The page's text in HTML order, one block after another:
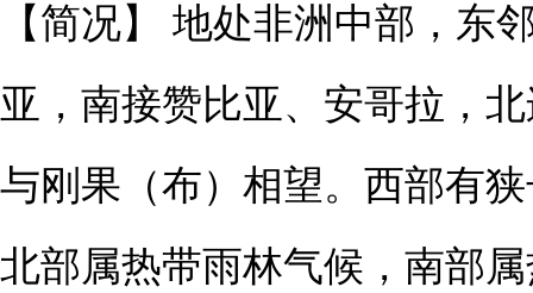
【简况】 地处非洲中部，东
亚，南接赞比亚、安哥拉，
与刚果（布）相望。西部有
北部属热带雨林气候，南部